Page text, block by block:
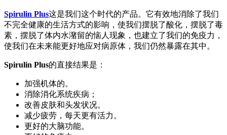
Spirulin Plus这是我们这个时代的产品。它有效地消除了我们
不完全健康的生活方式的影响，使我们摆脱了酸化，摆脱了毒
素，摆脱了体内水潴留的恼人现象，也建立了我们的免疫力，
使我们在未来能更好地应对病原体，我们仍然暴露在其中。
Spirulin Plus的直接结果是：
加强机体的。
消除消化系统疾病；
改善皮肤和头发状况。
减少疲劳，每天更有活力。
更好的大脑功能。